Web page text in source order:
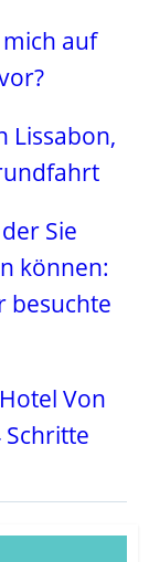
auf
Lissabon,
Sie
können:
besuchte
Von
Schritte